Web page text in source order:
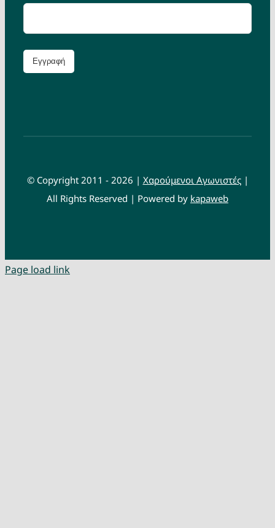
© Copyright 2011 - 2026 | Χαρούμενοι Αγωνιστές|
All Rights Reserved | Powered by kapaweb
Page load link